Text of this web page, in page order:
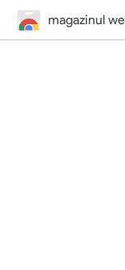
magazinul